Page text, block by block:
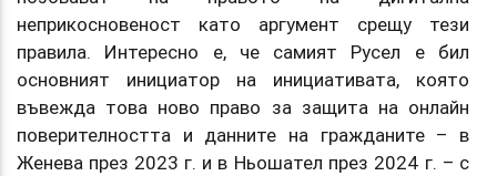
неприкосновеност като аргумент срещу тези
правила. Интересно е, че самият Русел е бил
основният инициатор на инициативата, която
въвежда това ново право за защита на онлайн
поверителността и данните на гражданите – в
Женева през 2023 г. и в Ньошател през 2024 г. – с